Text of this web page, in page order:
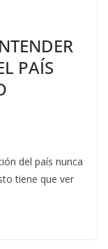
PAÍS
del país nunca
tiene que ver